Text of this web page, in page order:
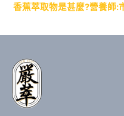
香蕉萃取物是甚麼?營養師: